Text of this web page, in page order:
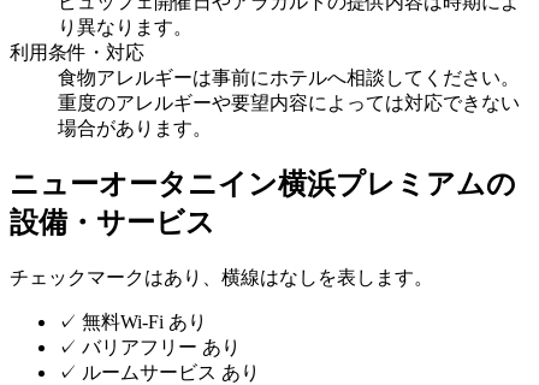
り異なります。
利用条件・対応
食物アレルギーは事前にホテルへ相談してください。
重度のアレルギーや要望内容によっては対応できない
場合があります。
ニューオータニイン横浜プレミアムの
設備・サービス
チェックマークはあり、横線はなしを表します。
✓ 無料Wi-Fi あり
✓ バリアフリー あり
✓ ルームサービス あり